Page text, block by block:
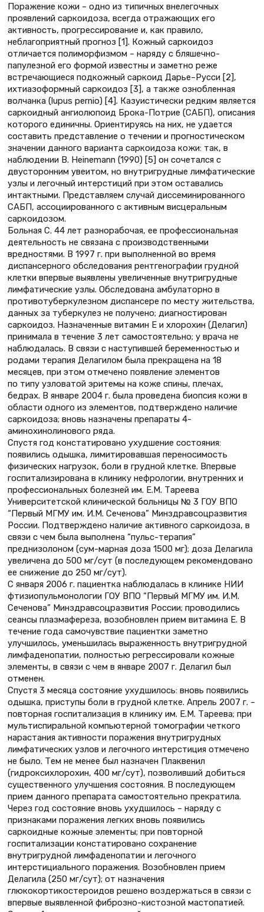
Поражение кожи – одно из типичных внелегочных
проявлений саркоидоза, всегда отражающих его
активность, прогрессирование и, как правило,
неблагоприятный прогноз [1]. Кожный саркоидоз
отличается полиморфизмом – наряду с бляшечно-
папулезной его формой известны и заметно реже
встречающиеся подкожный саркоид Дарье–Русси [2],
ихтиазоформный саркоидоз [3], а также ознобленная
волчанка (lupus pernio) [4]. Казуистически редким является
саркоидный ангиолюпоид Брока-Потрие (САБП), описания
которого единичны. Ориентируясь на них, не удается
составить представление о течении и прогностическом
значении данного варианта саркоидоза кожи: так, в
наблюдении В. Heinemann (1990) [5] он сочетался с
двусторонним увеитом, но внутригрудные лимфатические
узлы и легочный интерстиций при этом оставались
интактными. Представляем случай диссеминированного
САБП, ассоциированного с активным висцеральным
саркоидозом.
Больная С. 44 лет разнорабочая, ее профессиональная
деятельность не связана с производственными
вредностями. В 1997 г. при выполненной во время
диспансерного обследования рентгенографии грудной
клетки впервые выявлены увеличенные внутригрудные
лимфатические узлы. Обследована амбулаторно в
противотуберкулезном диспансере по месту жительства,
данных за туберкулез не получено; диагностирован
саркоидоз. Назначенные витамин Е и хлорохин (Делагил)
принимала в течение 3 лет самостоятельно; у врача не
наблюдалась. В связи с наступившей беременностью и
родами терапия Делагилом была прекращена на 18
месяцев, при этом отмечено появление элементов
по типу узловатой эритемы на коже спины, плечах,
бедрах. В январе 2004 г. была проведена биопсия кожи в
области одного из элементов, подтверждено наличие
саркоидоза; вновь назначены препараты 4-
аминохинолинового ряда.
Спустя год констатировано ухудшение состояния:
появились одышка, лимитировавшая переносимость
физических нагрузок, боли в грудной клетке. Впервые
госпитализирована в клинику нефрологии, внутренних и
профессиональных болезней им. Е.М. Тареева
Университетской клинической больницы № 3 ГОУ ВПО
“Первый МГМУ им. И.М. Сеченова” Минздравсоцразвития
России. Подтверждено наличие активного саркоидоза, в
связи с чем была выполнена “пульс-терапия”
преднизолоном (сум-марная доза 1500 мг); доза Делагила
увеличена до 500 мг/сут (в последующем рекомендовано
ее снижение до 250 мг/сут).
С января 2006 г. пациентка наблюдалась в клинике НИИ
фтизиопульмонологии ГОУ ВПО “Первый МГМУ им. И.М.
Сеченова” Минздравсоцразвития России; проводились
сеансы плазмафереза, возобновлен прием витамина Е. В
течение года самочувствие пациентки заметно
улучшилось, уменьшилась выраженность внутригрудной
лимфаденопатии, полностью регрессировали кожные
элементы, в связи с чем в январе 2007 г. Делагил был
отменен.
Спустя 3 месяца состояние ухудшилось: вновь появились
одышка, приступы боли в грудной клетке. Апрель 2007 г. –
повторная госпитализация в клинику им. Е.М. Тареева; при
мультиспиральной компьютерной томографии четкого
нарастания активности поражения внутригрудных
лимфатических узлов и легочного интерстиция отмечено
не было. Тем не менее был назначен Плаквенил
(гидроксихлорохин, 400 мг/сут), позволивший добиться
существенного улучшения состояния. В последующем
прием данного препарата самостоятельно прекратила.
Через год состояние вновь ухудшилось – наряду с
признаками поражения легких вновь появились
саркоидные кожные элементы; при повторной
госпитализации констатировано сохранение
внутригрудной лимфаденопатии и легочного
интерстициального поражения. Возобновлен прием
Делагила (250 мг/сут); от назначения
глюкокортикостероидов решено воздержаться в связи с
впервые выявленной фиброзно-кистозной мастопатией.